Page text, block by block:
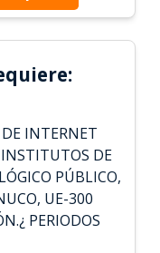
INTERNET
DE
PÚBLICO,
UE-300
PERIODOS